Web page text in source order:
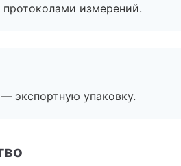
измерений.
экспортную упаковку.